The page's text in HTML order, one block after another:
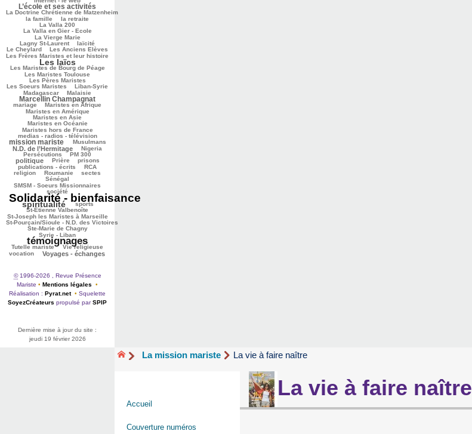
La mission mariste La vie à faire naître
La vie à faire naître
Accueil
Couverture numéros
L’école et ses activités
28/3099
La Doctrine Chrétienne de Matzenheim
348/3099la famille
152/3099 la retraite
70/3099
La Valla 200
La Valla en Gier - Ecole
650/3099
La Vierge Marie
Lagny St-Laurent
253/3099 laïcité
250/3099
Le Cheylard
101/3099 Les Anciens Elèves
129/3099
Les Frères Maristes et leur histoire
Les laïcs
Les Maristes de Bourg de Péage
321/3099
Les Maristes Toulouse
657/3099
Les Pères Maristes
478/3099
Les Soeurs Maristes
137/3099 Liban-Syrie
157/3099
Madagascar
66/3099 Malaisie
1117/3099
Marcellin Champagnat
48/3099
mariage
361/3099 Maristes en Afrique
329/3099
Maristes en Amérique
411/3099
Maristes en Asie
Maristes en Océanie
357/3099
Maristes hors de France
277/3099
medias - radios - télévision
1083/3099
mission mariste
83/3099 Musulmans
966/3099
N.D. de l’Hermitage
94/3099 Nigeria
146/3099
Persécutions
225/3099 PM 300
758/3099
politique
209/3099 Prière
107/3099 prisons
292/3099
publications - écrits
263/3099 RCA
233/3099
religion
47/3099 Roumanie
46/3099 sectes
96/3099
Sénégal
SMSM - Soeurs Missionnaires
312/3099
société
Solidarité - bienfaisance
1730/3099spiritualité
304/3099 sports
212/3099
St-Etienne Valbenoîte
98/3099
St-Joseph les Maristes à Marseille
129/3099
St-Pourçain/Sioule - N.D. des Victoires
112/3099Ste-Marie de Chagny
Syrie - Liban
témoignages
226/3099
Tutelle mariste
122/3099 Vie religieuse
632/3099
vocation
685/3099 Voyages - échanges
©1996-2026 , Revue Présence
Mariste • Mentions légales
•
Réalisation : Pyrat.net • Squelette
SoyezCréateurs propulsé parSPIP
Dernière mise à jour du site :
jeudi 19 février 2026